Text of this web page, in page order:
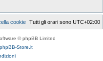
Tutti gli orari sono UTC+02:00
cookie
© phpBB Limited
phpBB-Store.it